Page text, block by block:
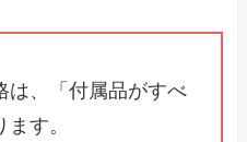
は、「付属品がすべ
す。